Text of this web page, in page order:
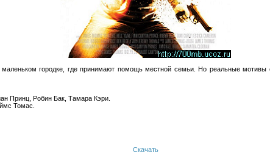
маленьком городке, где принимают помощь местной семьи. Но реальные мотивы
Принц, Робин Бак, Тамара Кэри.
Томас.
Скачать